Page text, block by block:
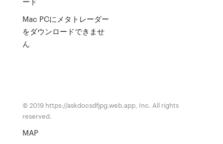
Mac PCにメタトレーダー
をダウンロードできませ
ん
© 2019 https://askdocsdfjpg.web.app, Inc. All rights
reserved.
MAP